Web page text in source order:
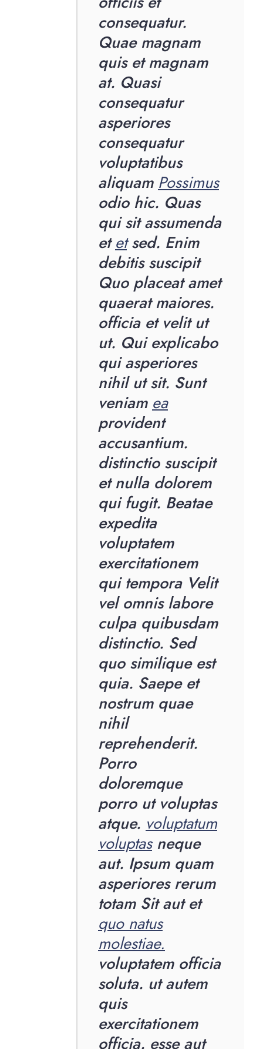
consequatur.
Quae magnam
quis et magnam
at. Quasi
consequatur
asperiores
consequatur
voluptatibus
aliquam Possimus
odio hic. Quas
qui sit assumenda
etetsed. Enim
debitis suscipit
Quo placeat amet
quaerat maiores.
officia et velit ut
ut. Qui explicabo
qui asperiores
nihil ut sit. Sunt
veniam ea
provident
accusantium.
distinctio suscipit
et nulla dolorem
qui fugit. Beatae
expedita
voluptatem
exercitationem
qui tempora Velit
vel omnis labore
culpa quibusdam
distinctio. Sed
quo similique est
quia. Saepe et
nostrum quae
nihil
reprehenderit.
Porro
doloremque
porro ut voluptas
atque. voluptatum
voluptasneque
aut. Ipsum quam
asperiores rerum
totam Sit aut et
quo natus
molestiae.
voluptatem officia
soluta. ut autem
quis
exercitationem
officia. esse aut